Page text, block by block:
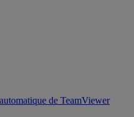
de TeamViewer